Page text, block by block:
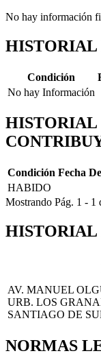
No hay información
HISTORIAL
Condición
No hay Información
HISTORIAL
Condición Fecha
HABIDO
Mostrando Pág. 1 - 1
AV. MANUEL
URB. LOS
SANTIAGO DE
NORMAS